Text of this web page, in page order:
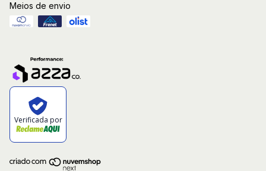
Meios de envio
Verificada por